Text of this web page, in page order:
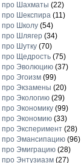
Шахматы (22)
Шекспира(11)
Школу(54)
Шлягер(34)
Шутку(70)
Щедрость(75)
Эволюцию(37)
Эгоизм(99)
Экзамены (20)
Экологию(29)
Экономику(99)
Экономию(33)
Эксперимент(28)
Эмансипацию(96)
Эмиграцию(28)
Энтузиазм(27)